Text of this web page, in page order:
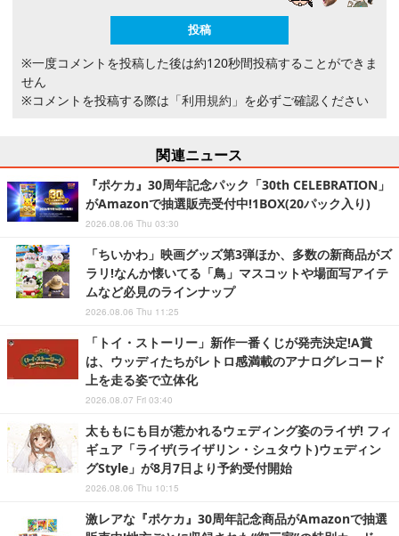
※一度コメントを投稿した後は約120秒間投稿することができま
せん
※コメントを投稿する際は 「利用規約」 を必ずご確認ください
関連ニュース
『ポケカ』30周年記念パック「30th CELEBRATION」
がAmazonで抽選販売受付中!1BOX(20パック入り)
2026.08.06 Thu 03:30
「ちいかわ」映画グッズ第3弾ほか、多数の新商品がズ
ラリ!なんか懐いてる「鳥」マスコットや場面写アイテ
ムなど必見のラインナップ
2026.08.06 Thu 11:25
「トイ・ストーリー」新作一番くじが発売決定!A賞
は、ウッディたちがレトロ感満載のアナログレコード
上を走る姿で立体化
2026.08.07 Fri 03:40
太ももにも目が惹かれるウェディング姿のライザ! フィ
ギュア「ライザ(ライザリン・シュタウト)ウェディン
グStyle」が8月7日より予約受付開始
2026.08.06 Thu 10:15
激レアな『ポケカ』30周年記念商品がAmazonで抽選